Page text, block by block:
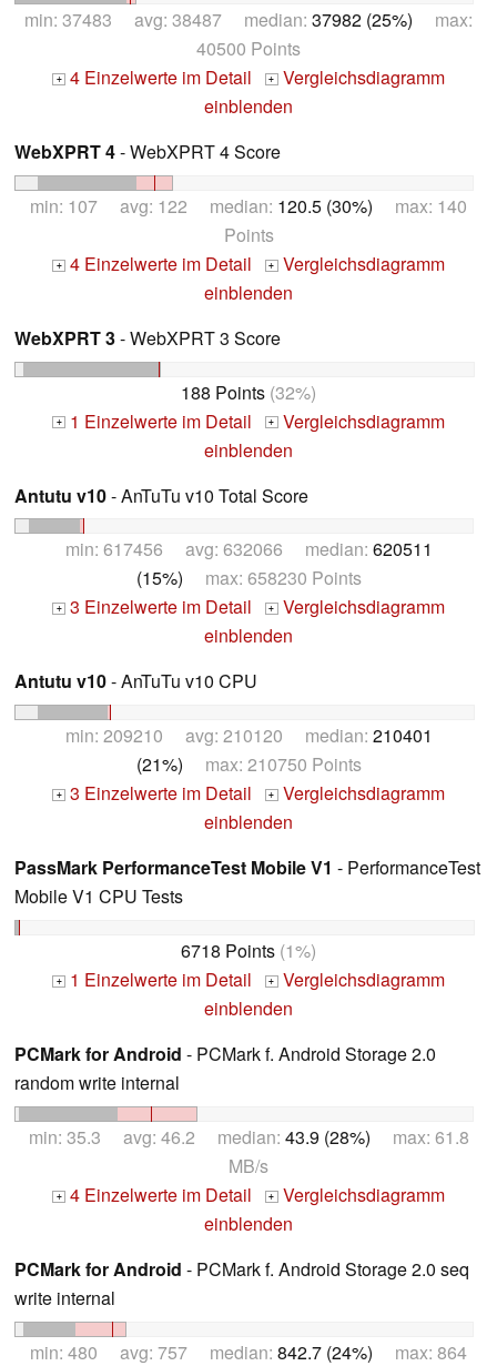
min: 37483 avg: 38487 median: 37982 (25%) max:
40500 Points
+ 4 Einzelwerte im Detail + Vergleichsdiagramm
einblenden
WebXPRT 4- WebXPRT 4 Score
min: 107 avg: 122 median: 120.5 (30%) max: 140
Points
+ 4 Einzelwerte im Detail + Vergleichsdiagramm
einblenden
WebXPRT 3- WebXPRT 3 Score
188 Points (32%)
+ 1 Einzelwerte im Detail + Vergleichsdiagramm
einblenden
Antutu v10- AnTuTu v10 Total Score
min: 617456 avg: 632066 median: 620511
(15%) max: 658230 Points
+ 3 Einzelwerte im Detail + Vergleichsdiagramm
einblenden
Antutu v10- AnTuTu v10 CPU
min: 209210 avg: 210120 median: 210401
(21%) max: 210750 Points
+ 3 Einzelwerte im Detail + Vergleichsdiagramm
einblenden
PassMark PerformanceTest Mobile V1 - PerformanceTest
Mobile V1 CPU Tests
6718 Points (1%)
+ 1 Einzelwerte im Detail + Vergleichsdiagramm
einblenden
PCMark for Android - PCMark f. Android Storage 2.0
random write internal
min: 35.3 avg: 46.2 median: 43.9 (28%) max: 61.8
MB/s
+ 4 Einzelwerte im Detail + Vergleichsdiagramm
einblenden
PCMark for Android - PCMark f. Android Storage 2.0 seq
write internal
min: 480 avg: 757 median: 842.7 (24%) max: 864